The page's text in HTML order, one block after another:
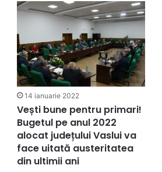
14 ianuarie 2022
Vești bune pentru primari!
Bugetul pe anul 2022
alocat județului Vaslui va
face uitată austeritatea
din ultimii ani